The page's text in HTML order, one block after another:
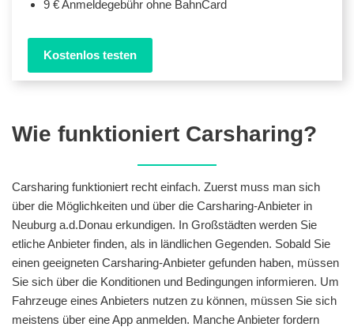
9 € Anmeldegebühr ohne BahnCard
Kostenlos testen
Wie funktioniert Carsharing?
Carsharing funktioniert recht einfach. Zuerst muss man sich
über die Möglichkeiten und über die Carsharing-Anbieter in
Neuburg a.d.Donau erkundigen. In Großstädten werden Sie
etliche Anbieter finden, als in ländlichen Gegenden. Sobald Sie
einen geeigneten Carsharing-Anbieter gefunden haben, müssen
Sie sich über die Konditionen und Bedingungen informieren. Um
Fahrzeuge eines Anbieters nutzen zu können, müssen Sie sich
meistens über eine App anmelden. Manche Anbieter fordern